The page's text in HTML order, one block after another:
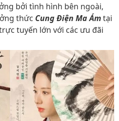
bởi tình hình bên ngoài,
thức Cung Điện Ma Ámtại
tuyến lớn với các ưu đãi